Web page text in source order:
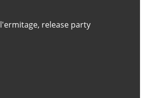
, release party